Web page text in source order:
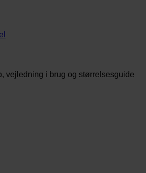
vejledning i brug og størrelsesguide